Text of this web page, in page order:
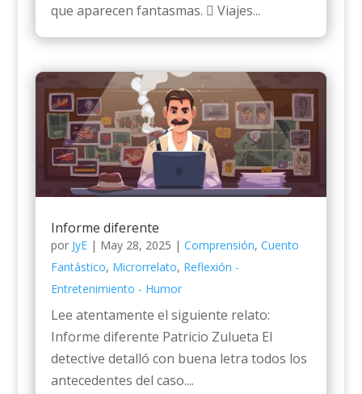
que aparecen fantasmas.  Viajes...
Informe diferente
por JyE| May 28, 2025 | Comprensión, Cuento
Fantástico, Microrrelato, Reflexión -
Entretenimiento - Humor
Lee atentamente el siguiente relato:
Informe diferente Patricio Zulueta El
detective detalló con buena letra todos los
antecedentes del caso....